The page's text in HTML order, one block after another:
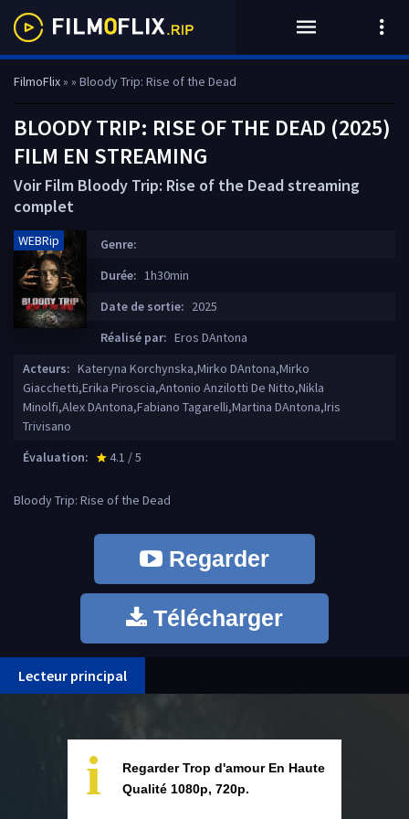
FilmoFlix» » Bloody Trip: Rise of the Dead
BLOODY TRIP: RISE OF THE DEAD (2025)
FILM EN STREAMING
Voir Film Bloody Trip: Rise of the Dead streaming
complet
WEBRip
Genre:
Durée: 1h30min
Date de sortie: 2025
Réalisé par: Eros DAntona
Acteurs: Kateryna Korchynska,Mirko DAntona,Mirko
Giacchetti,Erika Piroscia,Antonio Anzilotti De Nitto,Nikla
Minolfi,Alex DAntona,Fabiano Tagarelli,Martina DAntona,Iris
Trivisano
Évaluation:
star_rate
4.1 / 5
Bloody Trip: Rise of the Dead
Regarder
Télécharger
Lecteur principal
i
Regarder Trop d'amour En Haute
Qualité 1080p, 720p.